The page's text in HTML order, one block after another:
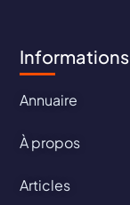
Informations
Annuaire
À propos
Articles